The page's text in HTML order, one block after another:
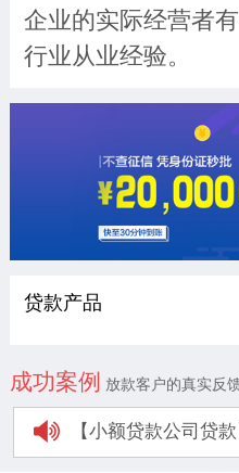
企业的实际经营者
行业从业经验。
贷款产品
成功案例 放款客户的真实反